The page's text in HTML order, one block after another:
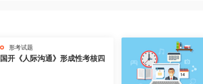
形考试题
国开《人际沟通》形成性考核四